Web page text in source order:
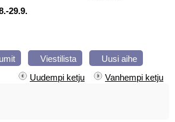
29.9.
Viestilista
Uusi aihe
Uudempi ketju
Vanhempi ketju